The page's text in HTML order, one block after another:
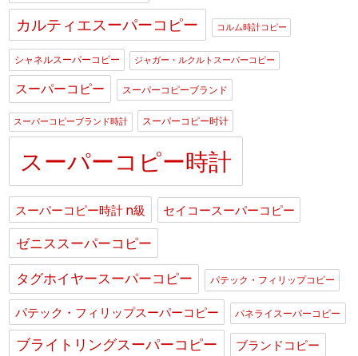
カルティエスーパーコピー コルム時計コピー
シャネルスーパーコピー ジャガー・ルクルトスーパーコピー
スーパーコピー スーパーコピーブランド
スーパーコピーブランド時計 スーパーコピー时计
スーパーコピー時計
スーパーコピー時計 n級 セイコースーパーコピー
ゼニススーパーコピー
タグホイヤースーパーコピー
パテック・フィリップコピー
パテック・フィリップスーパーコピー パネライスーパーコピー
ブライトリングスーパーコピー ブランドコピー